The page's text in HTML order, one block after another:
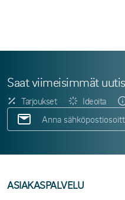
Saat viimeisimmät
Tarjoukset Ideoita
ASIAKASPALVELU